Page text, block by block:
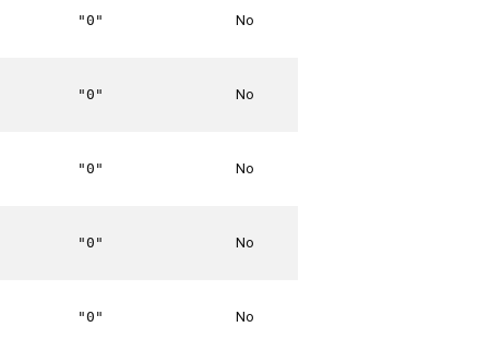
"0" No
"0" No
"0" No
"0" No
"0" No